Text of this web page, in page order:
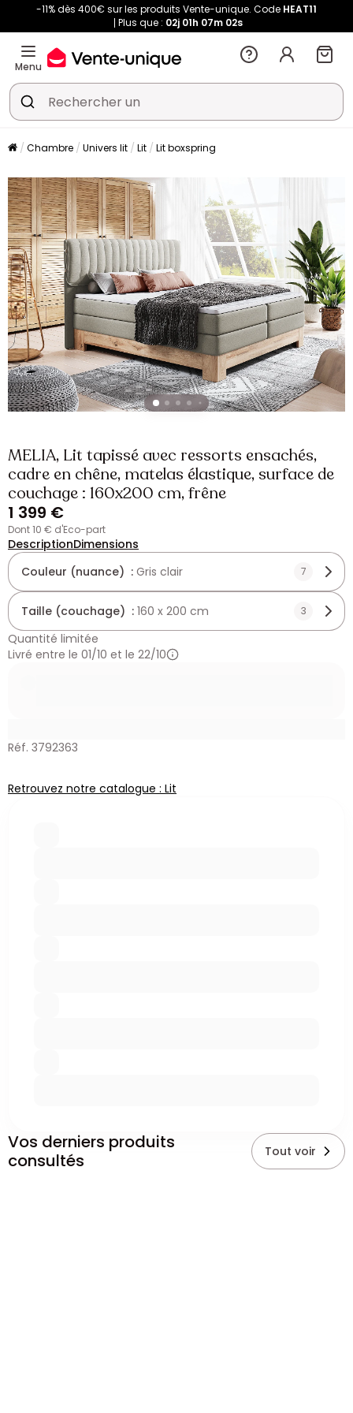
-11% dès 400€ sur les produits Vente-unique. Code HEAT11
Plus que : 02j 01h 07m 02s
Menu
Chambre Univers lit Lit Lit boxspring
MELIA, Lit tapissé avec ressorts ensachés,
cadre en chêne, matelas élastique, surface de
couchage : 160x200 cm, frêne
1 399 €
dont 10 € d'Eco-part
DescriptionDimensions
Couleur (nuance) : Gris clair 7
Taille (couchage) : 160 x 200 cm 3
Quantité limitée
Livré entre le 01/10 et le 22/10
Réf. 3792363
Retrouvez notre catalogue : Lit
Vos derniers produits
consultés
Tout voir